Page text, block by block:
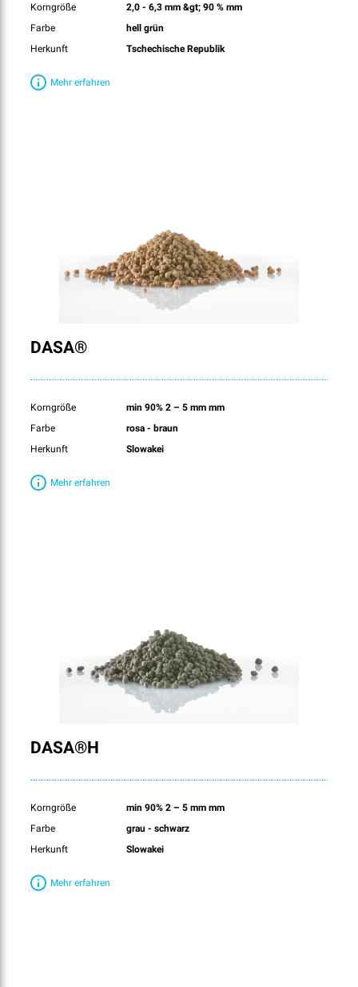
Korngröße
2,0 - 6,3 mm &gt; 90 % mm
Farbe
hell grün
Herkunft
Tschechische Republik
Mehr erfahren
DASA®
Korngröße
min 90% 2 – 5 mm mm
Farbe
rosa - braun
Herkunft
Slowakei
Mehr erfahren
DASA®H
Korngröße
min 90% 2 – 5 mm mm
Farbe
grau - schwarz
Herkunft
Slowakei
Mehr erfahren